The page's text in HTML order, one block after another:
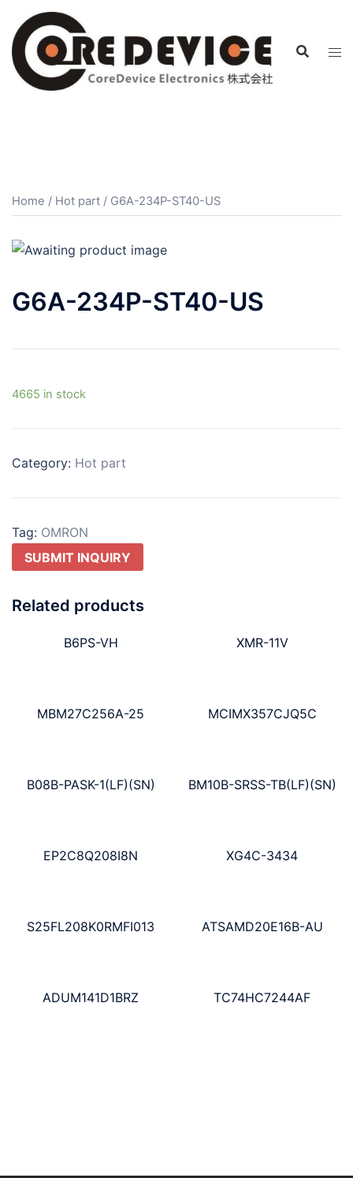
Home / Hot part / G6A-234P-ST40-US
G6A-234P-ST40-US
4665 in stock
Category: Hot part
Tag: OMRON
SUBMIT INQUIRY
Related products
B6PS-VH XMR-11V
MBM27C256A-25 MCIMX357CJQ5C
B08B-PASK-1(LF)(SN) BM10B-SRSS-TB(LF)(SN)
EP2C8Q208I8N XG4C-3434
S25FL208K0RMFI013 ATSAMD20E16B-AU
ADUM141D1BRZ TC74HC7244AF